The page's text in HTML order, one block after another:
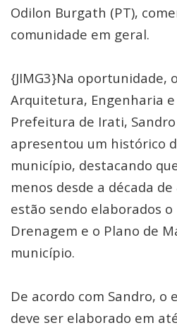
Odilon Burgath (PT),
comunidade em geral.
{JIMG3}Na oportunidade,
Arquitetura, Engenharia
Prefeitura de Irati,
apresentou um histórico
município, destacando
menos desde a década
estão sendo elaborados
Drenagem e o Plano de
município.
De acordo com Sandro, o
deve ser elaborado em